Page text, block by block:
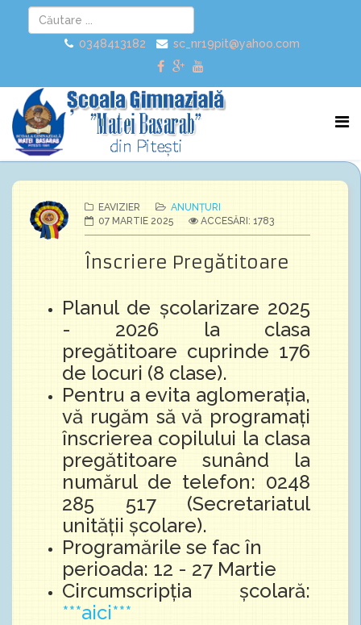
0348413182 sc_nr19pit@yahoo.com
EAVIZIER
ANUNȚURI
07 MARTIE 2025
ACCESĂRI: 1783
Înscriere Pregătitoare
Planul de școlarizare 2025
- 2026 la clasa
pregătitoare cuprinde 176
de locuri (8 clase).
Pentru a evita aglomerația,
vă rugăm să vă programați
înscrierea copilului la clasa
pregătitoare sunând la
numărul de telefon: 0248
285 517 (Secretariatul
unității școlare).
Programările se fac în
perioada: 12 - 27 Martie
Circumscripția școlară:
***aici***